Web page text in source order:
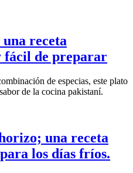
receta
fácil de preparar
de especias, este plato
de la cocina pakistaní.
una receta
los días fríos.